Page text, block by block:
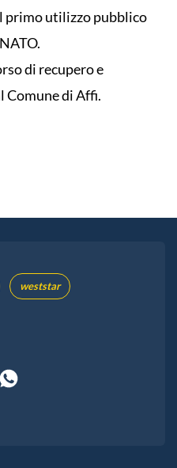
primo utilizzo pubblico
di recupero e
Comune di Affi.
weststar